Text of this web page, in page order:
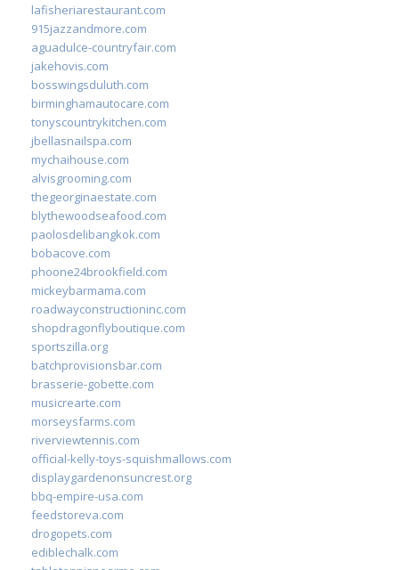
lafisheriarestaurant.com
915jazzandmore.com
aguadulce-countryfair.com
jakehovis.com
bosswingsduluth.com
birminghamautocare.com
tonyscountrykitchen.com
jbellasnailspa.com
mychaihouse.com
alvisgrooming.com
thegeorginaestate.com
blythewoodseafood.com
paolosdelibangkok.com
bobacove.com
phoone24brookfield.com
mickeybarmama.com
roadwayconstructioninc.com
shopdragonflyboutique.com
sportszilla.org
batchprovisionsbar.com
brasserie-gobette.com
musicrearte.com
morseysfarms.com
riverviewtennis.com
official-kelly-toys-squishmallows.com
displaygardenonsuncrest.org
bbq-empire-usa.com
feedstoreva.com
drogopets.com
ediblechalk.com